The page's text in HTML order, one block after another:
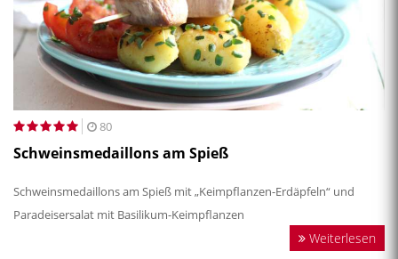
80
Schweinsmedaillons am Spieß
Schweinsmedaillons am Spieß mit „Keimpflanzen-Erdäpfeln“ und
Paradeisersalat mit Basilikum-Keimpflanzen
Weiterlesen